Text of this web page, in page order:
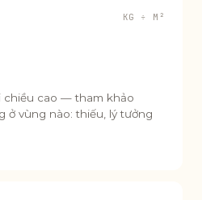
KG ÷ M²
chiều cao — tham khảo
ở vùng nào: thiếu, lý tưởng